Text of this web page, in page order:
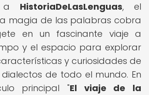
a HistoriaDeLasLenguas, el
magia de las palabras cobra
en un fascinante viaje a
y el espacio para explorar
y curiosidades de
de todo el mundo. En
principal "El viaje de la